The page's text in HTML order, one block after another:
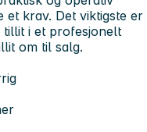
et krav. Det viktigste er
i et profesjonelt
om til salg.